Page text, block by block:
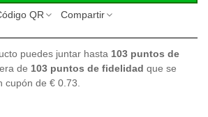
QR Compartir
puedes juntar hasta 103 puntos de
de 103 puntos de fidelidad que se
cupón de € 0.73